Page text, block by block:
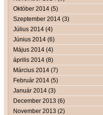
Október 2014 (5)
Szeptember 2014 (3)
Július 2014 (4)
Június 2014 (6)
Május 2014 (4)
április 2014 (8)
Március 2014 (7)
Február 2014 (5)
Január 2014 (3)
December 2013 (6)
November 2013 (2)